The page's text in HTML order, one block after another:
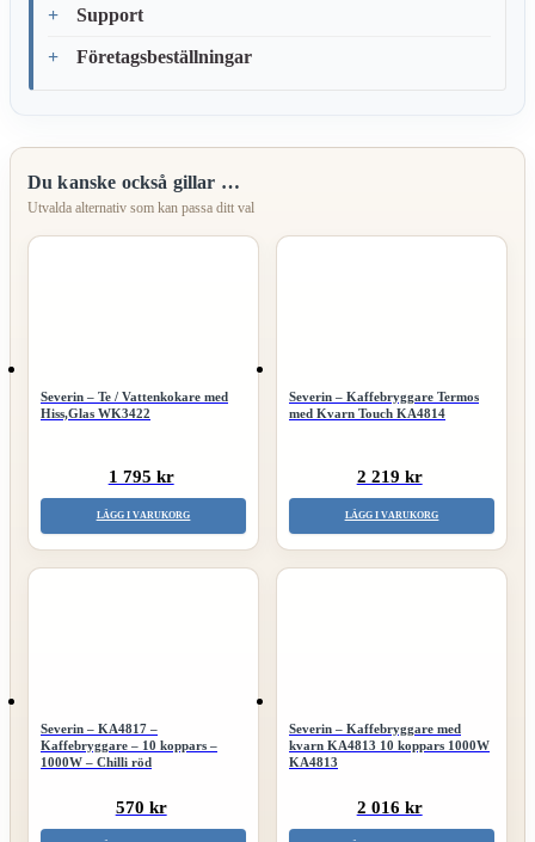
Support
Företagsbeställningar
Du kanske också gillar …
Severin – Te / Vattenkokare med
Hiss,Glas WK3422
1 795 kr
LÄGG I VARUKORG
Severin – Kaffebryggare Termos
med Kvarn Touch KA4814
2 219 kr
LÄGG I VARUKORG
Severin – KA4817 –
Kaffebryggare – 10 koppars –
1000W – Chilli röd
570 kr
Severin – Kaffebryggare med
kvarn KA4813 10 koppars 1000W
KA4813
2 016 kr